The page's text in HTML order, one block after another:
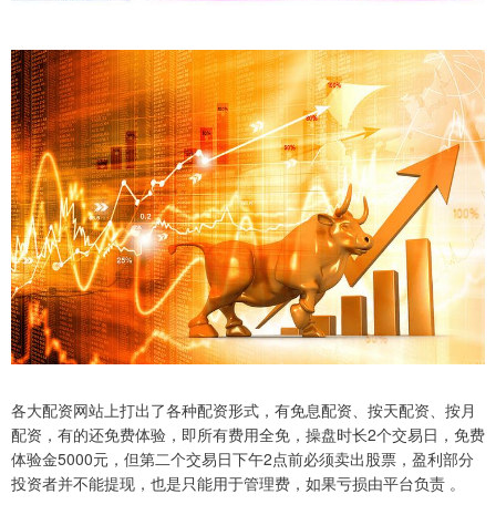
各大配资网站上打出了各种配资形式，有免息配资、按天配资、按月
配资，有的还免费体验，即所有费用全免，操盘时长2个交易日，免费
体验金5000元，但第二个交易日下午2点前必须卖出股票，盈利部分
投资者并不能提现，也是只能用于管理费，如果亏损由平台负责 。